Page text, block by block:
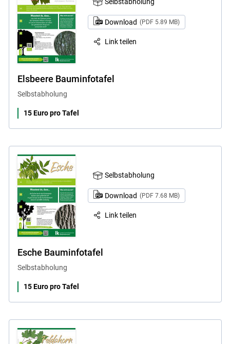
Skip to main content
Selbstabholung
Download (PDF 5.89 MB)
Link teilen
Elsbeere Bauminfotafel
Selbstabholung
15 Euro pro Tafel
Selbstabholung
Download (PDF 7.68 MB)
Link teilen
Esche Bauminfotafel
Selbstabholung
15 Euro pro Tafel